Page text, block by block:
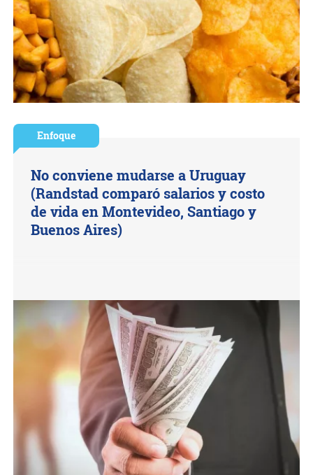
Enfoque
No conviene mudarse a Uruguay
(Randstad comparó salarios y costo
de vida en Montevideo, Santiago y
Buenos Aires)